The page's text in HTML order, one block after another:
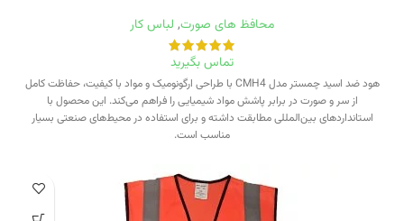
محافظ های صورت, لباس کار
تماس بگیرید
هود ضد اسید چمستر مدل CMH4 با طراحی ارگونومیک و مواد با کیفیت، حفاظت کامل
از سر و صورت در برابر پاشش مواد شیمیایی را فراهم می‌کند. این محصول با
استانداردهای بین‌المللی مطابقت داشته و برای استفاده در محیط‌های صنعتی بسیار
مناسب است.